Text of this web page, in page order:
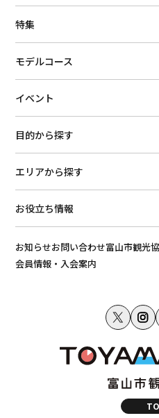
特集
モデルコース
イベント
目的から探す
エリアから探す
お役立ち情報
お知らせお問い合わせ富山市観光
会員情報・入会案内